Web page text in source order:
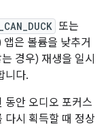
또는
앱은 볼륨을 낮추거
경우) 재생을 일시
니다.
동안 오디오 포커스
다시 획득할 때 정상